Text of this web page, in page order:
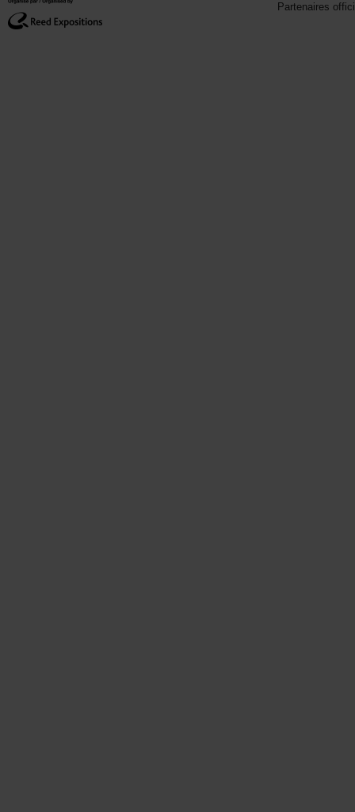
Partenaires